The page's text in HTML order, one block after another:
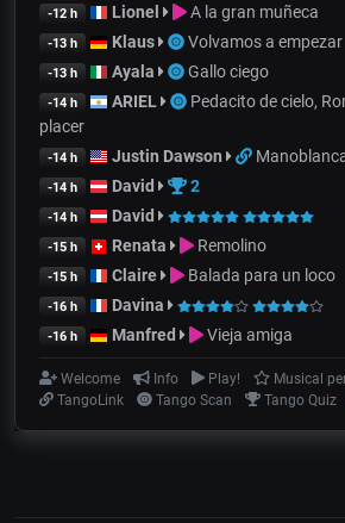
-12 h Lionel A la gran muñeca
-13 h Klaus Volvamos a empezar
-13 h Ayala Gallo ciego
-14 h ARIEL
Pedacito de cielo,
placer
-14 h Justin Dawson
-14 h David 2
-14 h David
-15 h Renata Remolino
-15 h Claire Balada para un loco
-16 h Davina
-16 h Manfred Vieja amiga
Welcome Info Play!
Musical
TangoLink
Tango Scan Tango Quiz